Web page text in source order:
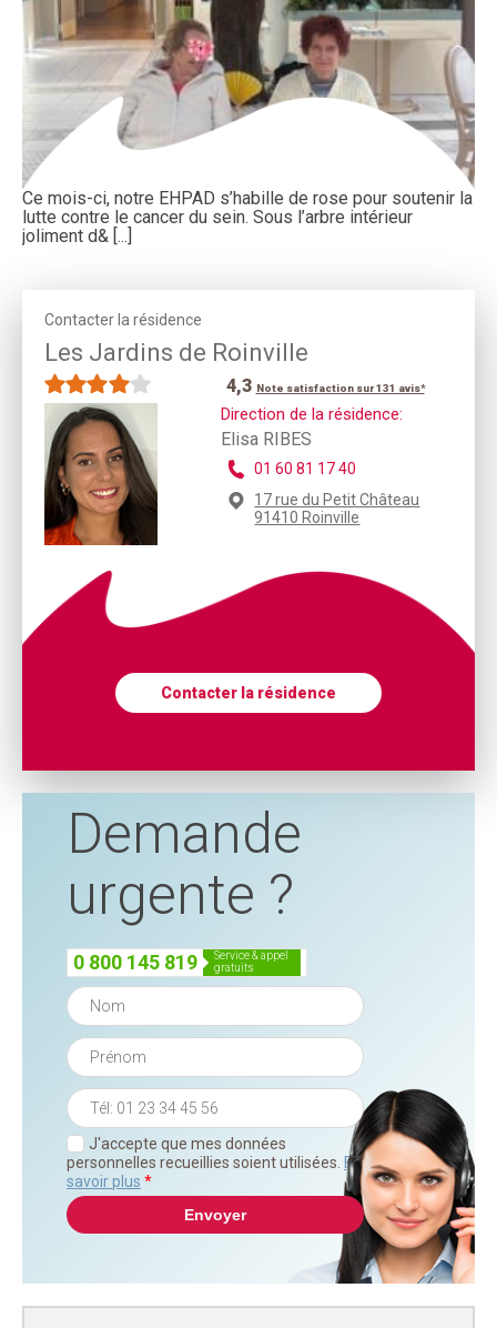
Ce mois-ci, notre EHPAD s’habille de rose pour soutenir la
lutte contre le cancer du sein. Sous l’arbre intérieur
joliment d& [...]
Contacter la résidence
Les Jardins de Roinville
4,3 Note satisfaction sur 131 avis*
Direction de la résidence:
Elisa RIBES
01 60 81 17 40
17 rue du Petit Château
91410 Roinville
Contacter la résidence
Demande
urgente ?
0 800 145 819
service & appel
gratuits
J'accepte que mes données
personnelles recueillies soient utilisées. En
savoir plus *